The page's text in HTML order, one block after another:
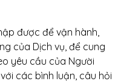
được để vận hành,
của Dịch vụ, để cung
yêu cầu của Người
các bình luận, câu hỏi